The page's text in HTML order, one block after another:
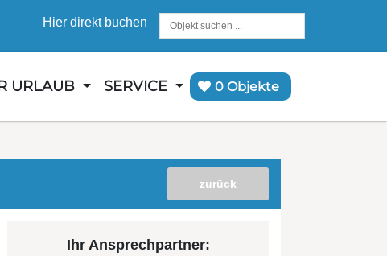
Hier direkt buchen
URLAUB SERVICE 0 Objekte
zurück
Ihr Ansprechpartner: